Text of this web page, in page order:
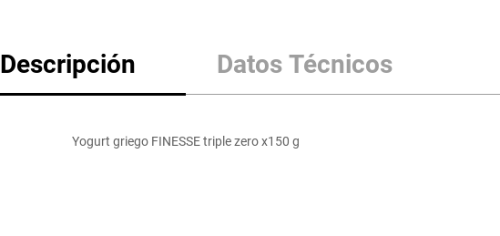
Descripción Datos Técnicos
Yogurt griego FINESSE triple zero x150 g